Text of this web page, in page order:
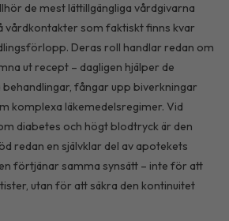
de mest lättillgängliga vårdgivarna
vårdkontakter som faktiskt finns kvar
Deras roll handlar redan om
ut recept – dagligen hjälper de
fångar upp biverkningar
komplexa läkemedelsregimer. Vid
diabetes och högt blodtryck är den
redan en självklar del av apotekets
förtjänar samma synsätt – inte för att
utan för att säkra den kontinuitet